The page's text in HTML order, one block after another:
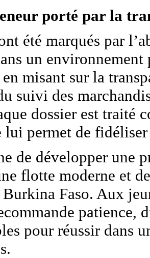
porté par la
été marqués par
un
en misant sur la
suivi des
dossier est traité
permet de
de développer une
flotte moderne et
Faso. Aux
patience,
pour réussir dans